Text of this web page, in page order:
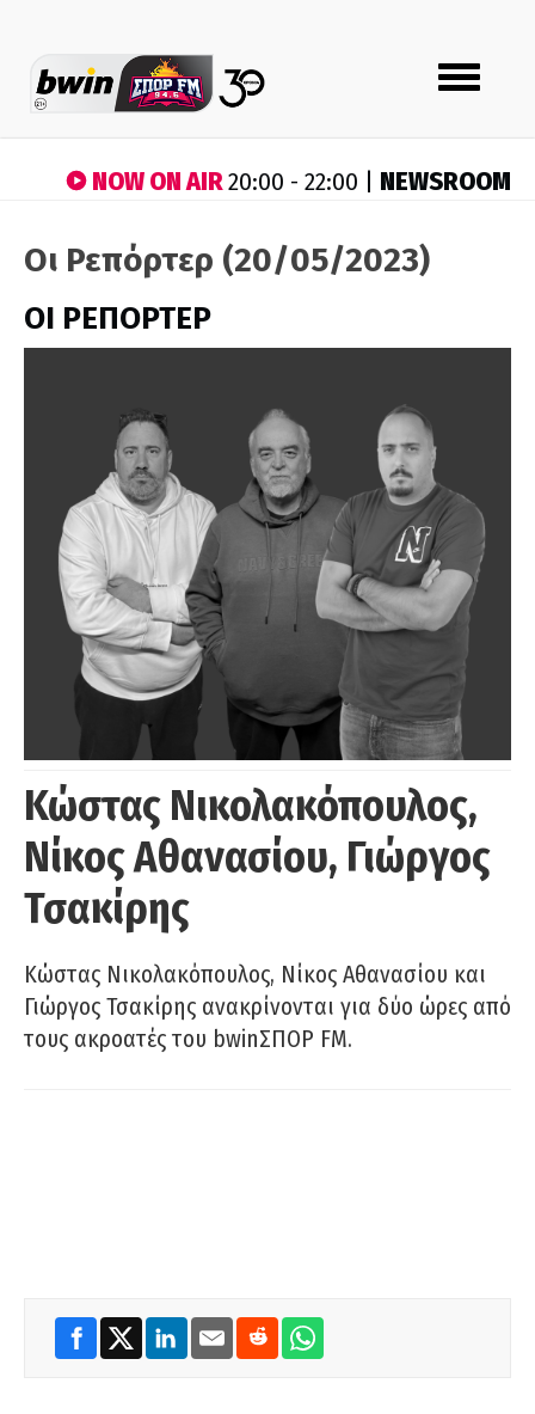
Toggle
navigation
NOW ON AIR20:00 - 22:00 | NEWSROOM
Οι Ρεπόρτερ (20/05/2023)
ΟΙ ΡΕΠΟΡΤΕΡ
Κώστας Νικολακόπουλος,
Νίκος Αθανασίου, Γιώργος
Τσακίρης
Κώστας Νικολακόπουλος, Νίκος Αθανασίου και
Γιώργος Τσακίρης ανακρίνονται για δύο ώρες από
τους ακροατές του bwinΣΠΟΡ FM.